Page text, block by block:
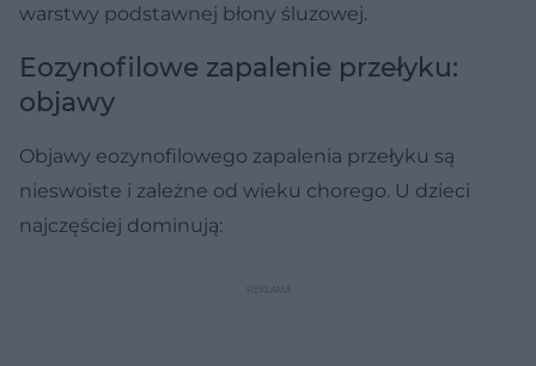
warstwy podstawnej błony śluzowej.
Eozynofilowe zapalenie przełyku:
objawy
Objawy eozynofilowego zapalenia przełyku są
nieswoiste i zależne od wieku chorego. U dzieci
najczęściej dominują: